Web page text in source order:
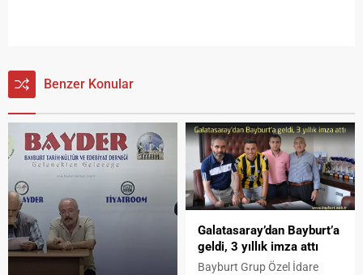
Benzer Konular
Galatasaray’dan Bayburt’a
geldi, 3 yıllık imza attı
Bayburt Grup Özel İdare